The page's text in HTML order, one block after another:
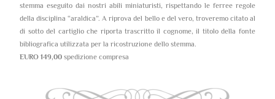
stemma eseguito dai nostri abili miniaturisti, rispettando le ferree regole
della disciplina “araldica”. A riprova del bello e del vero, troveremo citato al
di sotto del cartiglio che riporta trascritto il cognome, il titolo della fonte
bibliografica utilizzata per la ricostruzione dello stemma.
EURO 149,00 spedizione compresa